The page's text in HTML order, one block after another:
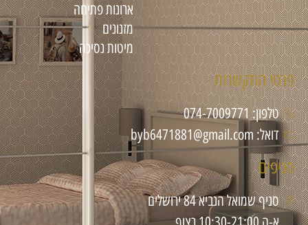
ארונות פתיחה
מזנונים
מיטות נסיכה
פרטי התקשרות
טלפון: 074-7009771
דואל: byb6471881@gmail.com
סניפים
סניף שמואל הנביא 84 ירושלים